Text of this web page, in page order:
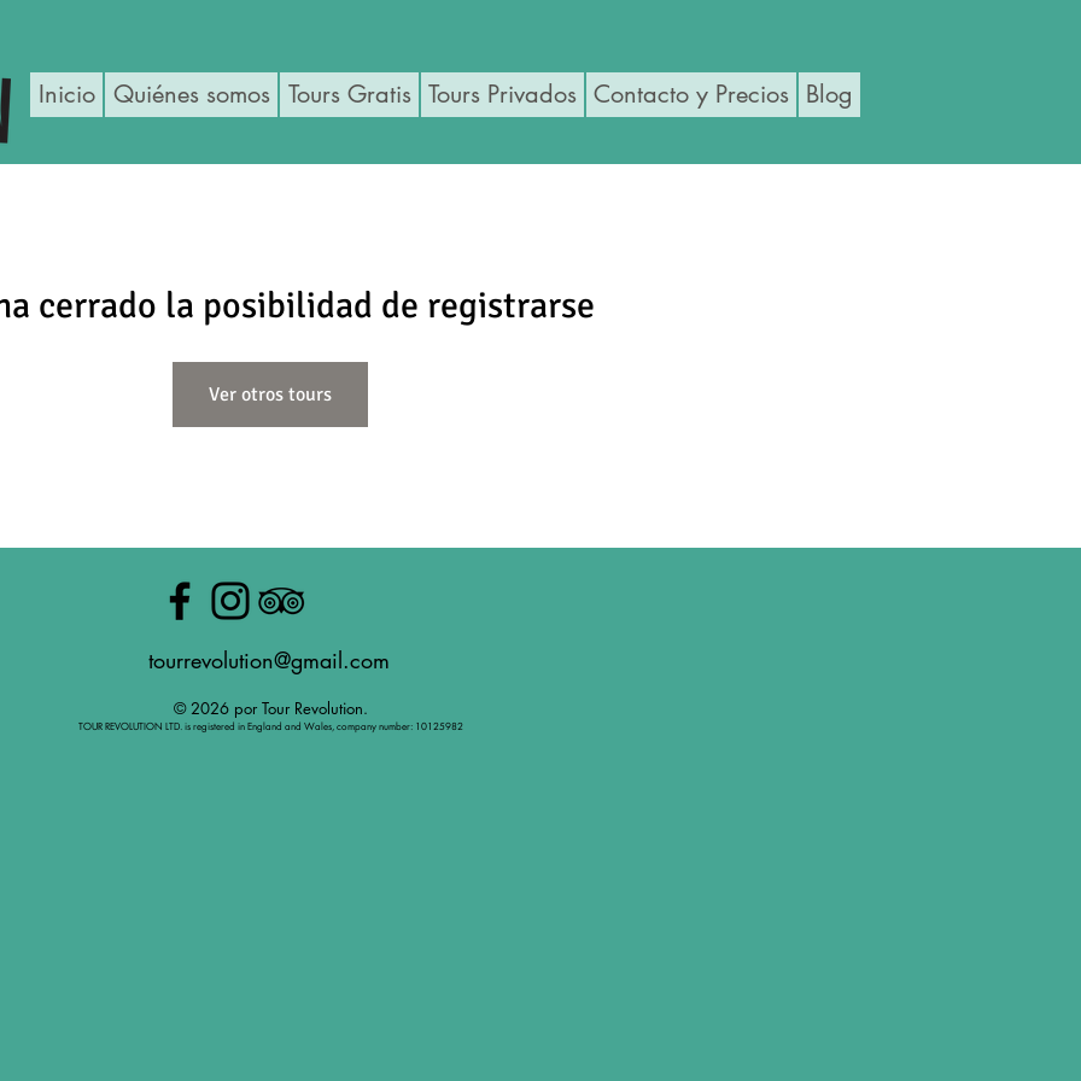
Inicio Quiénes somos Tours Gratis Tours Privados Contacto y Precios Blog
cerrado la posibilidad de registrarse
Ver otros tours
tourrevolution@gmail.com
© 2026 por Tour Revolution.
TOUR REVOLUTION LTD. is registered in England and Wales, company number: 10125982